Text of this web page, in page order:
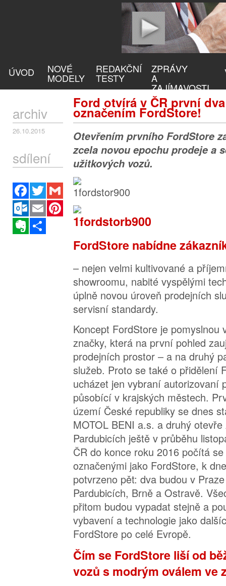
ÚVOD NOVÉ
MODELY
REDAKČNÍ
TESTY
ZPRÁVY
A
ZAJÍMAVOSTI
Ford otvírá v ČR první
označením FordStore!
archiv
26.10.2015
sdílení
Facebook
Twitter
Gmail
Outlook.com
Email
Pinterest
Evernote
Otevřením prvního FordStore
zcela novou epochu prodeje a
užitkových vozů.
FordStore nabídne
– nejen velmi kultivované a
showroomu, nabité vyspělými
úplně novou úroveň prodejních
servisní standardy.
Koncept FordStore je pomyslnou
značky, která na první pohled
prodejních prostor – a na druhý
služeb. Proto se také o přidělení
ucházet jen vybraní autorizovaní
působící v krajských městech.
území České republiky se dnes
MOTOL BENI a.s. a druhý
Pardubicích ještě v průběhu
ČR do konce roku 2016 počítá
označenými jako FordStore, k
potvrzeno pět: dva budou v
Pardubicích, Brně a Ostravě.
přitom budou vypadat stejně a
vybavení a technologie jako
FordStore po celé Evropě.
Čím se FordStore liší od
vozů s modrým oválem ve